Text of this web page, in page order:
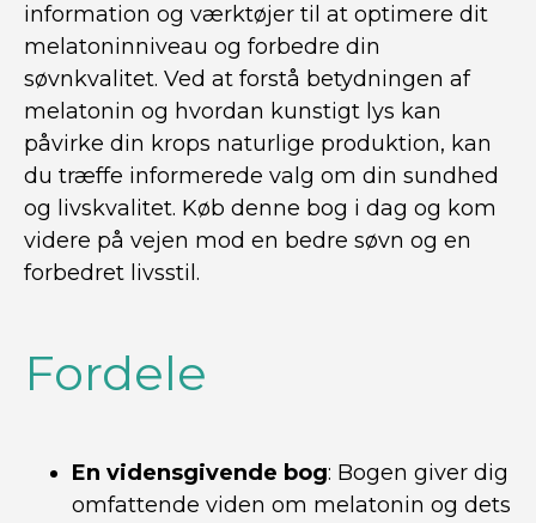
information og værktøjer til at optimere dit
melatoninniveau og forbedre din
søvnkvalitet. Ved at forstå betydningen af
melatonin og hvordan kunstigt lys kan
påvirke din krops naturlige produktion, kan
du træffe informerede valg om din sundhed
og livskvalitet. Køb denne bog i dag og kom
videre på vejen mod en bedre søvn og en
forbedret livsstil.
Fordele
En vidensgivende bog: Bogen giver dig
omfattende viden om melatonin og dets